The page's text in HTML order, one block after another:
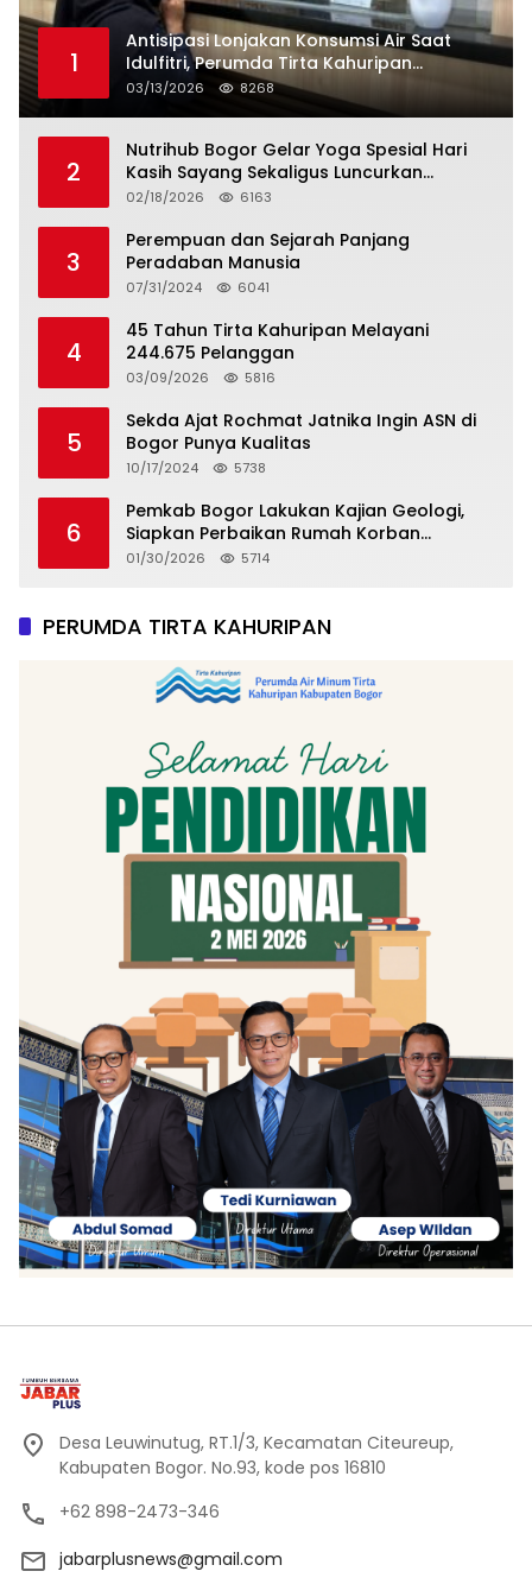
1
Antisipasi Lonjakan Konsumsi Air Saat
Idulfitri, Perumda Tirta Kahuripan
Berlakukan Status Siaga Lebaran
03/13/2026 8268
2
Nutrihub Bogor Gelar Yoga Spesial Hari
Kasih Sayang Sekaligus Luncurkan
Tropicana Slim Beras Porang Golden Ube
02/18/2026 6163
3
Perempuan dan Sejarah Panjang
Peradaban Manusia
07/31/2024 6041
4
45 Tahun Tirta Kahuripan Melayani
244.675 Pelanggan
03/09/2026 5816
5
Sekda Ajat Rochmat Jatnika Ingin ASN di
Bogor Punya Kualitas
10/17/2024 5738
6
Pemkab Bogor Lakukan Kajian Geologi,
Siapkan Perbaikan Rumah Korban
Pergeseran Tanah
01/30/2026 5714
PERUMDA TIRTA KAHURIPAN
Desa Leuwinutug, RT.1/3, Kecamatan Citeureup,
Kabupaten Bogor. No.93, kode pos 16810
+62 898-2473-346
jabarplusnews@gmail.com